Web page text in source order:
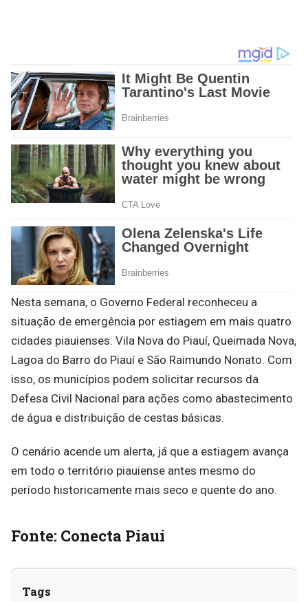
Nesta semana, o Governo Federal reconheceu a
situação de emergência por estiagem em mais quatro
cidades piauienses: Vila Nova do Piauí, Queimada Nova,
Lagoa do Barro do Piauí e São Raimundo Nonato. Com
isso, os municípios podem solicitar recursos da
Defesa Civil Nacional para ações como abastecimento
de água e distribuição de cestas básicas.
O cenário acende um alerta, já que a estiagem avança
em todo o território piauiense antes mesmo do
período historicamente mais seco e quente do ano.
Fonte: Conecta Piauí
Tags